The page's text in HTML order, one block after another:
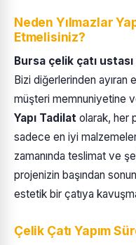
Neden Yılmazlar
Etmelisiniz?
Bursa çelik çatı ustası
Bizi diğerlerinden ayıran
müşteri memnuniyetine
Yapı Tadilat olarak, her
sadece en iyi
zamanında teslimat ve
projenizin başından
estetik bir çatıya
Çelik Çatı Yapım